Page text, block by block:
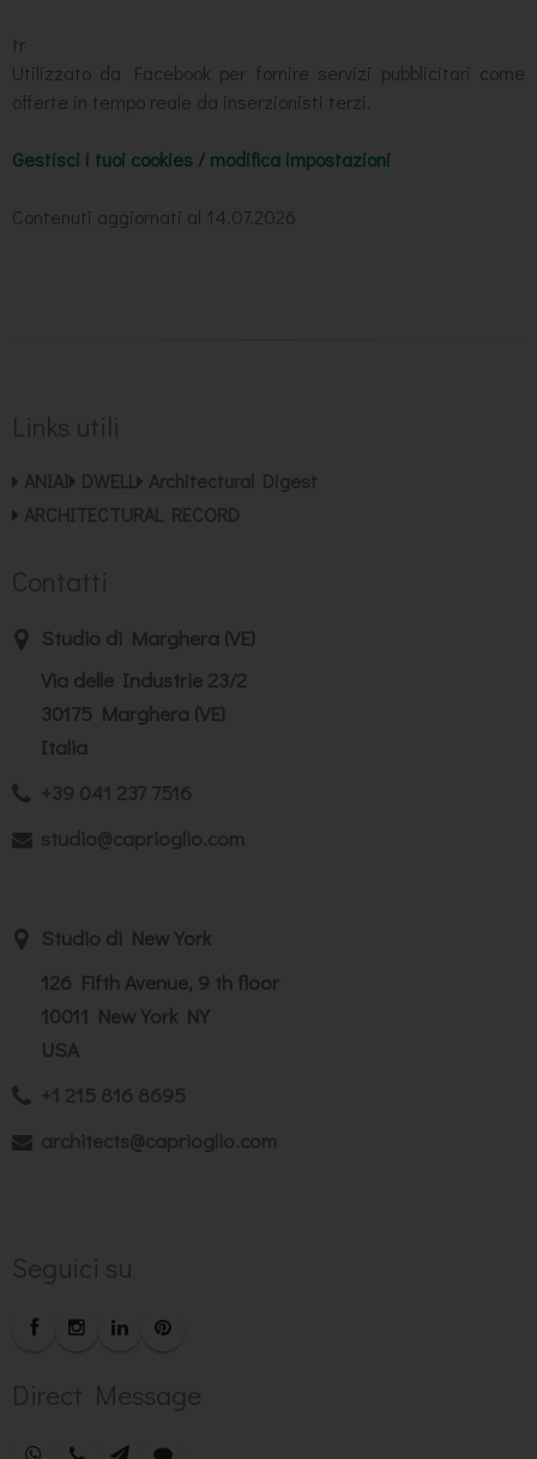
tr
Utilizzato da Facebook per fornire servizi pubblicitari come
offerte in tempo reale da inserzionisti terzi.
Gestisci i tuoi cookies / modifica impostazioni
Contenuti aggiornati al 14.07.2026
Links utili
ANIAI DWELL
Architectural Digest
ARCHITECTURAL RECORD
Contatti
Studio di Marghera (VE)
Via delle Industrie 23/2
30175 Marghera (VE)
Italia
+39 041 237 7516
studio@caprioglio.com
Studio di New York
126 Fifth Avenue, 9 th floor
10011 New York NY
USA
+1 215 816 8695
architects@caprioglio.com
Seguici su
Direct Message